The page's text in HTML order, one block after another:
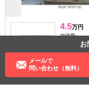
4.5万円
管理費:－
90,000
山形駅 バ
4分
お
メールで
問い合わせ（無料）